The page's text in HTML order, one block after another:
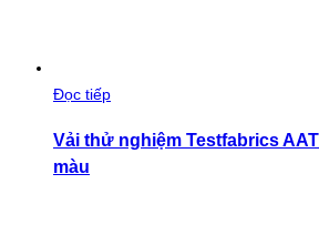
Đọc tiếp
Vải thử nghiệm Testfabrics
màu